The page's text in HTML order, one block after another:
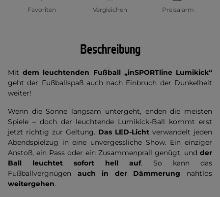
Favoriten Vergleichen Preisalarm
Beschreibung
Mitdem leuchtenden Fußball „inSPORTline Lumikick“
geht der Fußballspaß auch nach Einbruch der Dunkelheit
weiter!
Wenn die Sonne langsam untergeht, enden die meisten
Spiele – doch der leuchtende Lumikick-Ball kommt erst
jetzt richtig zur Geltung. Das LED-Licht verwandelt jeden
Abendspielzug in eine unvergessliche Show. Ein einziger
Anstoß, ein Pass oder ein Zusammenprall genügt, und der
Ball leuchtet sofort hell auf. So kann das
Fußballvergnügen auch in der Dämmerung nahtlos
weitergehen.